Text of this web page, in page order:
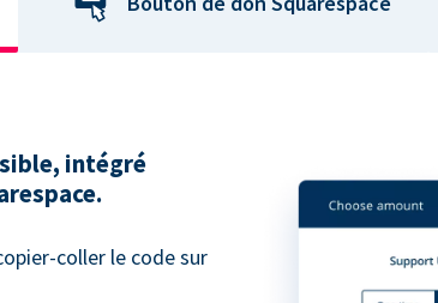
intégré
coller le code sur